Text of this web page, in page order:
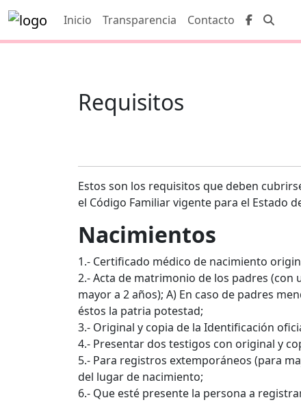
Inicio Transparencia Contacto
Requisitos
Estos son los requisitos que deben
el Código Familiar vigente para el Estado
Nacimientos
1.- Certificado médico de nacimiento
2.- Acta de matrimonio de los padres (con
mayor a 2 años); A) En caso de padres
éstos la patria potestad;
3.- Original y copia de la Identificación
4.- Presentar dos testigos con original y
5.- Para registros extemporáneos (para
del lugar de nacimiento;
6.- Que esté presente la persona a